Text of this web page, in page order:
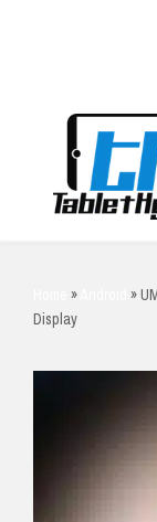
» »
Display